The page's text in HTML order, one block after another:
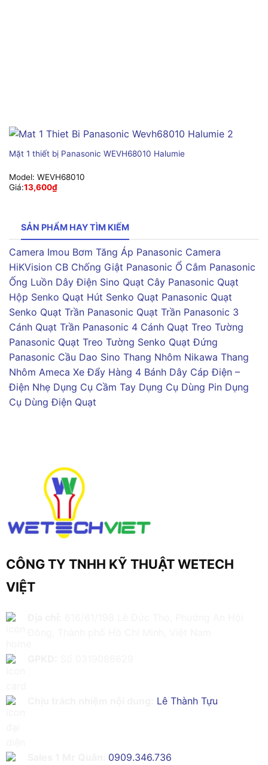
Mặt 1 thiết bị Panasonic WEVH68010 Halumie
Model: WEVH68010
Giá:13,600₫
SẢN PHẨM HAY TÌM KIẾM
Camera Imou Bơm Tăng Áp Panasonic Camera
HiKVision CB Chống Giật Panasonic Ổ Cắm Panasonic
Ống Luồn Dây Điện Sino Quạt Cây Panasonic Quạt
Hộp Senko Quạt Hút Senko Quạt Panasonic Quạt
Senko Quạt Trần Panasonic Quạt Trần Panasonic 3
Cánh Quạt Trần Panasonic 4 Cánh Quạt Treo Tường
Panasonic Quạt Treo Tường Senko Quạt Đứng
Panasonic Cầu Dao Sino Thang Nhôm Nikawa Thang
Nhôm Ameca Xe Đẩy Hàng 4 Bánh Dây Cáp Điện –
Điện Nhẹ Dụng Cụ Cầm Tay Dụng Cụ Dùng Pin Dụng
Cụ Dùng Điện Quạt
CÔNG TY TNHH KỸ THUẬT WETECH
VIỆT
Lê Thành Tựu
0909.346.736